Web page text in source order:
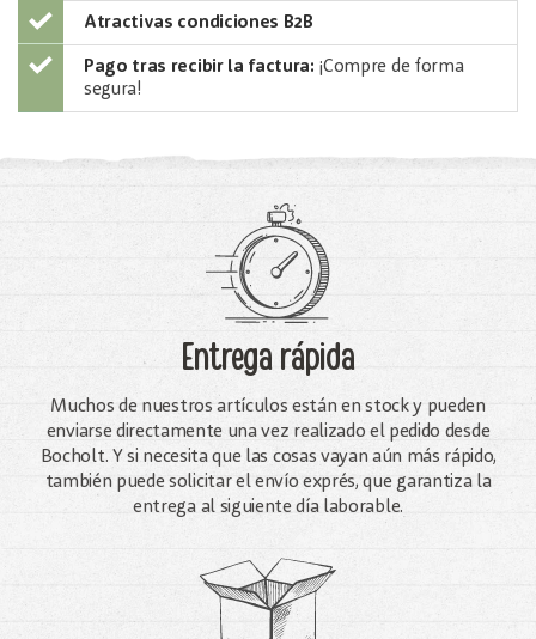
Atractivas condiciones B2B
Pago tras recibir la factura: ¡Compre de forma
segura!
Entrega rápida
Muchos de nuestros artículos están en stock y pueden
enviarse directamente una vez realizado el pedido desde
Bocholt. Y si necesita que las cosas vayan aún más rápido,
también puede solicitar el envío exprés, que garantiza la
entrega al siguiente día laborable.